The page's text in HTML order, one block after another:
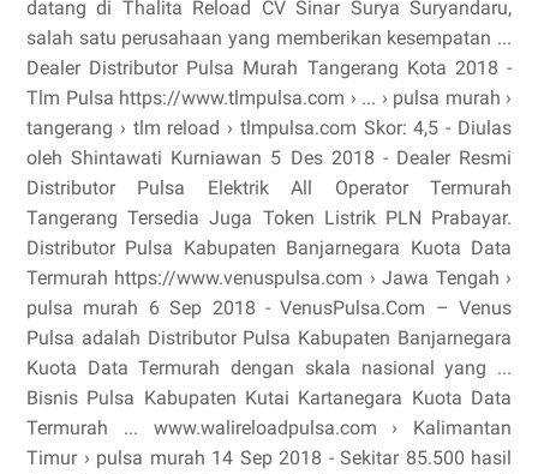
datang di Thalita Reload CV Sinar Surya Suryandaru,
salah satu perusahaan yang memberikan kesempatan ...
Dealer Distributor Pulsa Murah Tangerang Kota 2018 -
Tlm Pulsa https://www.tlmpulsa.com › ... › pulsa murah ›
tangerang › tlm reload › tlmpulsa.com Skor: 4,5 - ‎Diulas
oleh Shintawati Kurniawan 5 Des 2018 - Dealer Resmi
Distributor Pulsa Elektrik All Operator Termurah
Tangerang Tersedia Juga Token Listrik PLN Prabayar.
Distributor Pulsa Kabupaten Banjarnegara Kuota Data
Termurah https://www.venuspulsa.com › Jawa Tengah ›
pulsa murah 6 Sep 2018 - VenusPulsa.Com – Venus
Pulsa adalah Distributor Pulsa Kabupaten Banjarnegara
Kuota Data Termurah dengan skala nasional yang ...
Bisnis Pulsa Kabupaten Kutai Kartanegara Kuota Data
Termurah ... www.walireloadpulsa.com › Kalimantan
Timur › pulsa murah 14 Sep 2018 - Sekitar 85.500 hasil